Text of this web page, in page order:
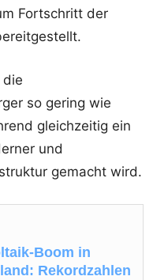
Fortschritt der
die
so gering wie
gleichzeitig ein
und
gemacht wird.
Boom in
Rekordzahlen